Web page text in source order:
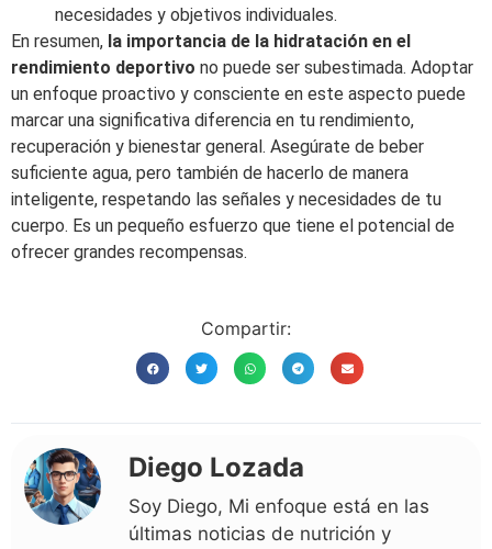
necesidades y objetivos individuales.
En resumen, la importancia de la hidratación en el
rendimiento deportivo no puede ser subestimada. Adoptar
un enfoque proactivo y consciente en este aspecto puede
marcar una significativa diferencia en tu rendimiento,
recuperación y bienestar general. Asegúrate de beber
suficiente agua, pero también de hacerlo de manera
inteligente, respetando las señales y necesidades de tu
cuerpo. Es un pequeño esfuerzo que tiene el potencial de
ofrecer grandes recompensas.
Compartir:
Diego Lozada
Soy Diego, Mi enfoque está en las
últimas noticias de nutrición y